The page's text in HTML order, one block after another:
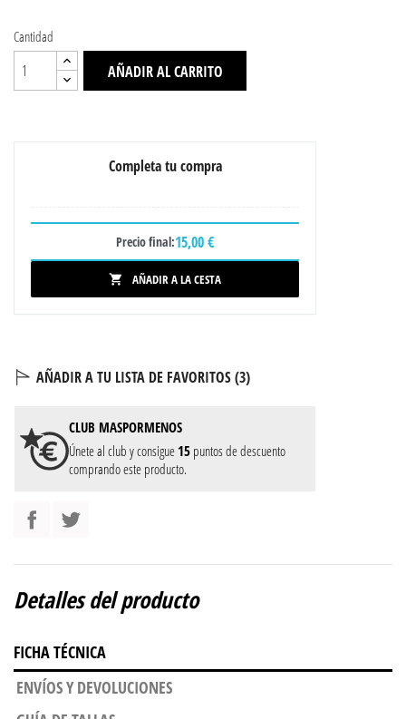
Cantidad
AÑADIR AL CARRITO
Completa tu compra
Precio final:15,00 €
 AÑADIR A LA CESTA
AÑADIR A TU LISTA DE FAVORITOS (3)
CLUB MASPORMENOS
Únete al club y consigue 15 puntos de descuento
comprando este producto.
Detalles del producto
FICHA TÉCNICA
ENVÍOS Y DEVOLUCIONES